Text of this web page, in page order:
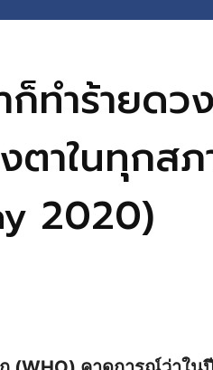
ก็ทำร้ายด
าในทุกส
2020)